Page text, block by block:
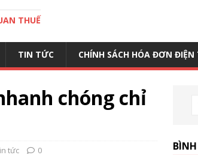
THUẾ
TIN TỨC CHÍNH SÁCH HÓA ĐƠN
chóng chỉ
tức 0